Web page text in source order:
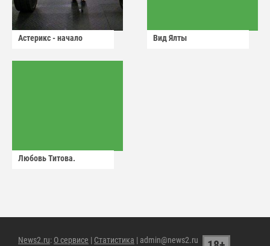
Астерикс - начало Вид Ялты
Любовь Титова.
News2.ru: О сервисе | Статистика | admin@news2.ru